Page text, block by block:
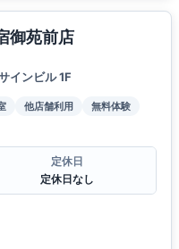
御苑前店
インビル 1F
他店舗利用
無料体験
定休日
定休日なし